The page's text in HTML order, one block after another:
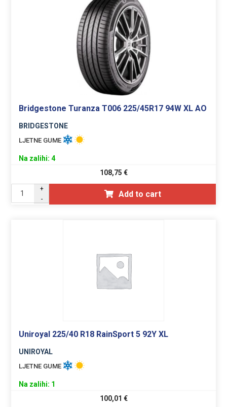
Bridgestone Turanza T006 225/45R17 94W XL AO
BRIDGESTONE
LJETNE GUME
Na zalihi: 4
108,75 €
+
-
Add to cart
Uniroyal 225/40 R18 RainSport 5 92Y XL
UNIROYAL
LJETNE GUME
Na zalihi: 1
100,01 €